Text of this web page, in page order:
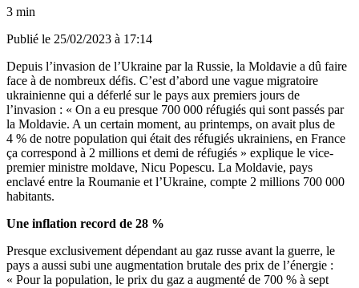
3 min
Publié le 25/02/2023 à 17:14
Depuis l’invasion de l’Ukraine par la Russie, la Moldavie a dû faire
face à de nombreux défis. C’est d’abord une vague migratoire
ukrainienne qui a déferlé sur le pays aux premiers jours de
l’invasion : « On a eu presque 700 000 réfugiés qui sont passés par
la Moldavie. A un certain moment, au printemps, on avait plus de
4 % de notre population qui était des réfugiés ukrainiens, en France
ça correspond à 2 millions et demi de réfugiés » explique le vice-
premier ministre moldave, Nicu Popescu. La Moldavie, pays
enclavé entre la Roumanie et l’Ukraine, compte 2 millions 700 000
habitants.
Une inflation record de 28 %
Presque exclusivement dépendant au gaz russe avant la guerre, le
pays a aussi subi une augmentation brutale des prix de l’énergie :
« Pour la population, le prix du gaz a augmenté de 700 % à sept